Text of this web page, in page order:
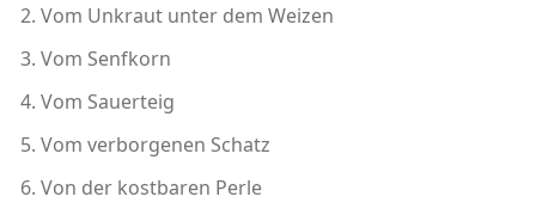
Vom Unkraut unter dem Weizen
Vom Senfkorn
Vom Sauerteig
Vom verborgenen Schatz
Von der kostbaren Perle